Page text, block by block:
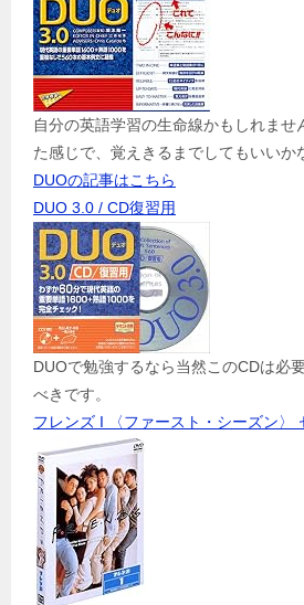
自分の英語学習の生命線かもしれませ
た感じで、覚えきるまでしてもいいか
DUOの記事はこちら
DUO 3.0 / CD復習用
DUOで勉強するなら当然このCDは必
べきです。
フレンズ I 〈ファースト・シーズン〉